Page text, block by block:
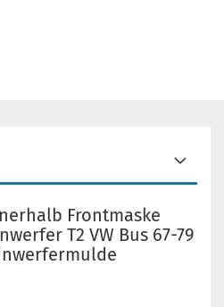
Frontmaske
T2 VW Bus 67-79